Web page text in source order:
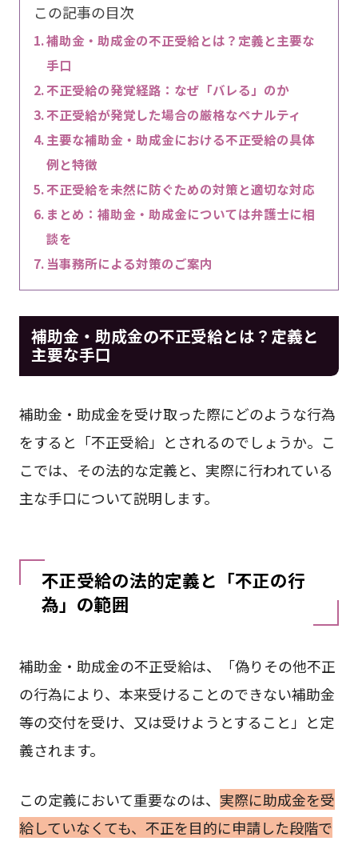
この記事の目次
補助金・助成金の不正受給とは？定義と主要な
手口
不正受給の発覚経路：なぜ「バレる」のか
不正受給が発覚した場合の厳格なペナルティ
主要な補助金・助成金における不正受給の具体
例と特徴
不正受給を未然に防ぐための対策と適切な対応
まとめ：補助金・助成金については弁護士に相
談を
当事務所による対策のご案内
補助金・助成金の不正受給とは？定義と
主要な手口
補助金・助成金を受け取った際にどのような行為
をすると「不正受給」とされるのでしょうか。こ
こでは、その法的な定義と、実際に行われている
主な手口について説明します。
不正受給の法的定義と「不正の行
為」の範囲
補助金・助成金の不正受給は、「偽りその他不正
の行為により、本来受けることのできない補助金
等の交付を受け、又は受けようとすること」と定
義されます。
この定義において重要なのは、 実際に助成金を受
給していなくても、不正を目的に申請した段階で